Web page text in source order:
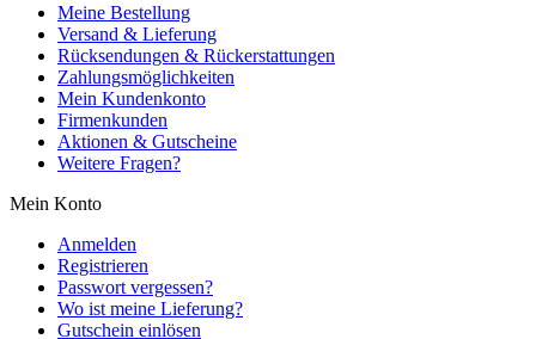
Meine Bestellung
Versand & Lieferung
Rücksendungen & Rückerstattungen
Zahlungsmöglichkeiten
Mein Kundenkonto
Firmenkunden
Aktionen & Gutscheine
Weitere Fragen?
Mein Konto
Anmelden
Registrieren
Passwort vergessen?
Wo ist meine Lieferung?
Gutschein einlösen